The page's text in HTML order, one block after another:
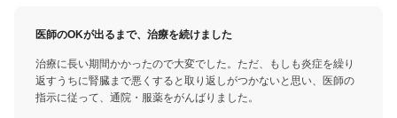
医師のOKが出るまで、治療を続けました
治療に長い期間かかったので大変でした。ただ、もしも炎症を繰り
返すうちに腎臓まで悪くすると取り返しがつかないと思い、医師の
指示に従って、通院・服薬をがんばりました。